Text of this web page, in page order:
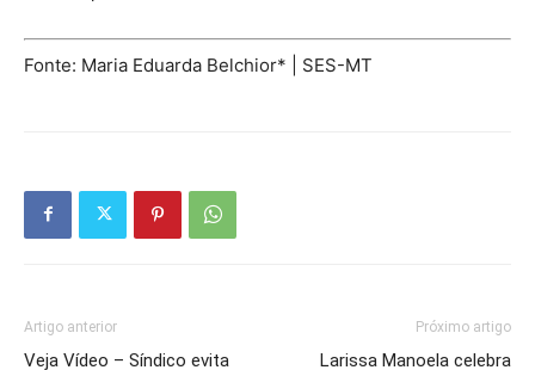
Fonte: Maria Eduarda Belchior* | SES-MT
Artigo anterior
Veja Vídeo – Síndico evita
Próximo artigo
Larissa Manoela celebra